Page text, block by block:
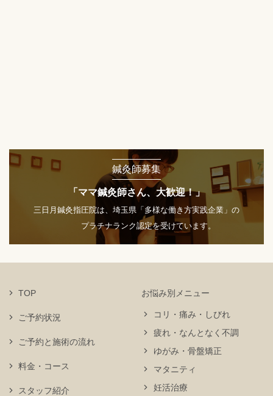
鍼灸師募集
「ママ鍼灸師さん、大歓迎！」
三日月鍼灸指圧院は、埼玉県「多様な働き方実践企業」の
プラチナランク認定を受けています。
TOP
ご予約状況
お悩み別メニュー
コリ・痛み・しびれ
疲れ・なんとなく不調
ゆがみ・骨盤矯正
マタニティ
妊活治療
ご予約と施術の流れ
料金・コース
スタッフ紹介